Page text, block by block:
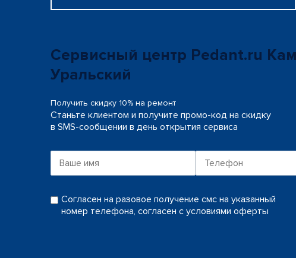
Сервисный центр Pedant.ru
Уральский
Получить скидку 10% на ремонт
Станьте клиентом и получите промо-код на скидку
в SMS-сообщении в день открытия сервиса
Согласен на разовое получение смс на указанный
номер телефона, согласен с условиями оферты